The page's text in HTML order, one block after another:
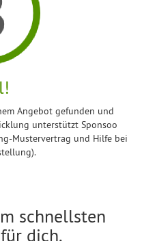
Angebot gefunden und
unterstützt Sponsoo
Mustervertrag und Hilfe bei
schnellsten
dich.